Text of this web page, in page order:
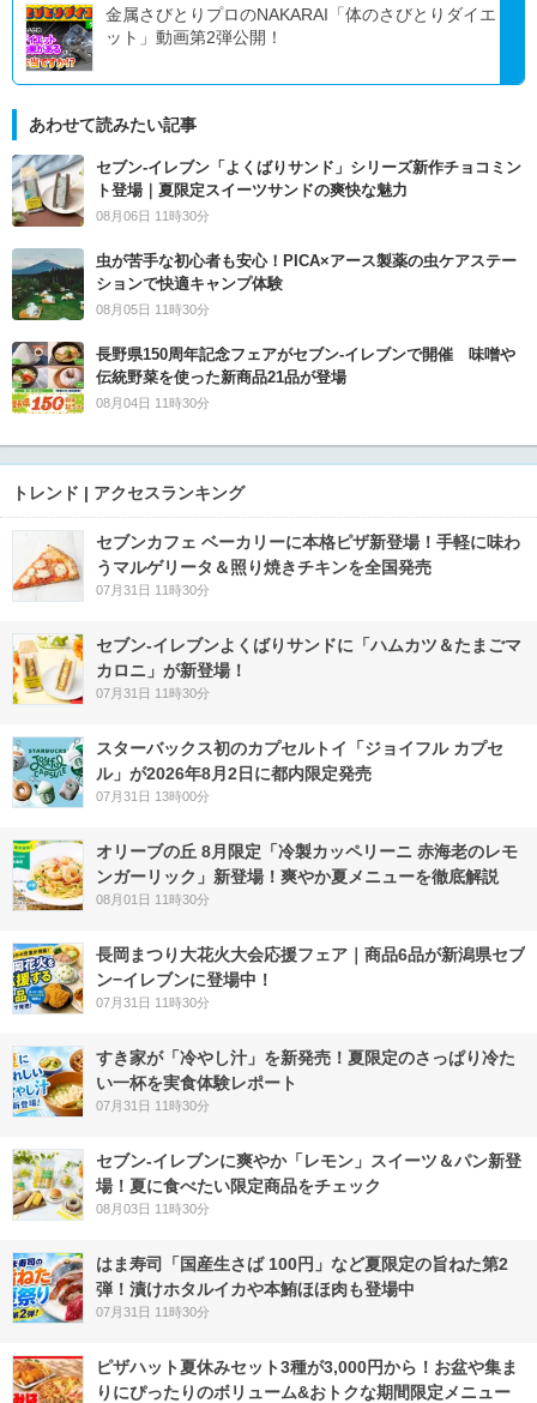
金属さびとりプロのNAKARAI「体のさびとりダイエ
ット」動画第2弾公開！
あわせて読みたい記事
セブン‐イレブン「よくばりサンド」シリーズ新作チョコミン
ト登場｜夏限定スイーツサンドの爽快な魅力
08月06日 11時30分
虫が苦手な初心者も安心！PICA×アース製薬の虫ケアステー
ションで快適キャンプ体験
08月05日 11時30分
長野県150周年記念フェアがセブン-イレブンで開催 味噌や
伝統野菜を使った新商品21品が登場
08月04日 11時30分
トレンド | アクセスランキング
セブンカフェ ベーカリーに本格ピザ新登場！手軽に味わ
うマルゲリータ＆照り焼きチキンを全国発売
07月31日 11時30分
セブン‐イレブンよくばりサンドに「ハムカツ＆たまごマ
カロニ」が新登場！
07月31日 11時30分
スターバックス初のカプセルトイ「ジョイフル カプセ
ル」が2026年8月2日に都内限定発売
07月31日 13時00分
オリーブの丘 8月限定「冷製カッペリーニ 赤海老のレモ
ンガーリック」新登場！爽やか夏メニューを徹底解説
08月01日 11時30分
長岡まつり大花火大会応援フェア｜商品6品が新潟県セブ
ン−イレブンに登場中！
07月31日 11時30分
すき家が「冷やし汁」を新発売！夏限定のさっぱり冷た
い一杯を実食体験レポート
07月31日 11時30分
セブン‐イレブンに爽やか「レモン」スイーツ＆パン新登
場！夏に食べたい限定商品をチェック
08月03日 11時30分
はま寿司「国産生さば 100円」など夏限定の旨ねた第2
弾！漬けホタルイカや本鮪ほほ肉も登場中
07月31日 11時30分
ピザハット夏休みセット3種が3,000円から！お盆や集ま
りにぴったりのボリューム&おトクな期間限定メニュー